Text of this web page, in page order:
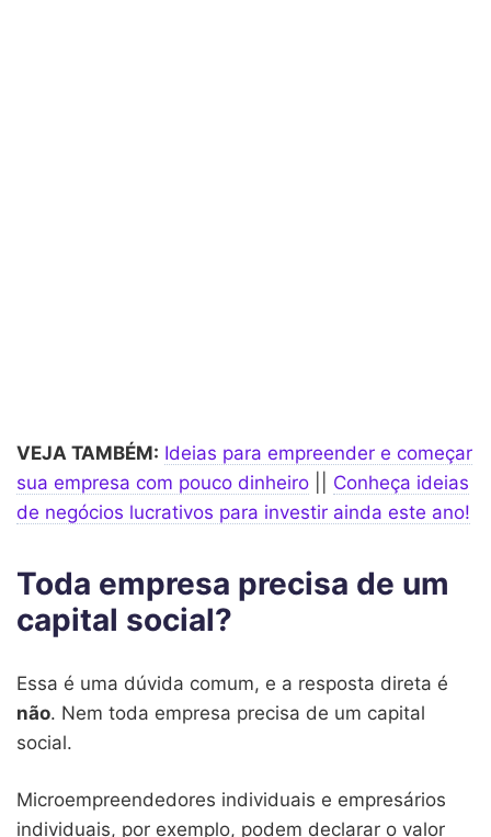
VEJA TAMBÉM: Ideias para empreender e começar
sua empresa com pouco dinheiro
Conheça ideias
de negócios lucrativos para investir ainda este ano!
Toda empresa precisa de um
capital social?
Essa é uma dúvida comum, e a resposta direta é
não. Nem toda empresa precisa de um capital
social.
Microempreendedores individuais e empresários
individuais, por exemplo, podem declarar o valor